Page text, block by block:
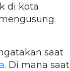
di kota
saat
. Di mana saat